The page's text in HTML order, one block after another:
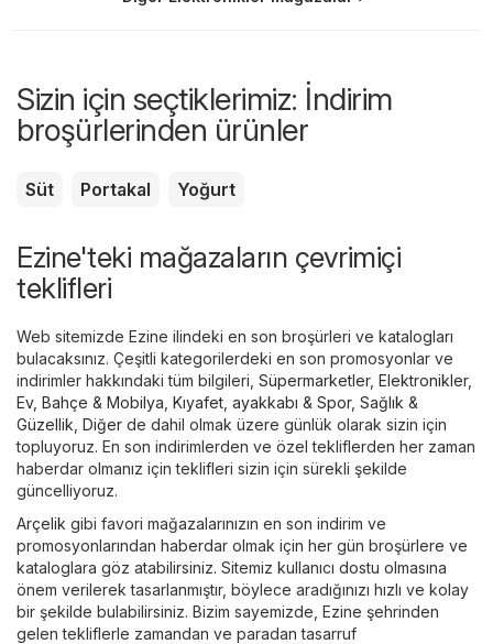
Sizin için seçtiklerimiz: İndirim
broşürlerinden ürünler
Süt Portakal Yoğurt
Ezine'teki mağazaların çevrimiçi
teklifleri
Web sitemizde Ezine ilindeki en son broşürleri ve katalogları
bulacaksınız. Çeşitli kategorilerdeki en son promosyonlar ve
indirimler hakkındaki tüm bilgileri, Süpermarketler, Elektronikler,
Ev, Bahçe & Mobilya Kıyafet, ayakkabı & Spor, Sağlık &
Güzellik Diğer de dahil olmak üzere günlük olarak sizin için
topluyoruz. En son indirimlerden ve özel tekliflerden her zaman
haberdar olmanız için teklifleri sizin için sürekli şekilde
güncelliyoruz.
Arçelik gibi favori mağazalarınızın en son indirim ve
promosyonlarından haberdar olmak için her gün broşürlere ve
kataloglara göz atabilirsiniz. Sitemiz kullanıcı dostu olmasına
önem verilerek tasarlanmıştır, böylece aradığınızı hızlı ve kolay
bir şekilde bulabilirsiniz. Bizim sayemizde, Ezine şehrinden
gelen tekliflerle zamandan ve paradan tasarruf